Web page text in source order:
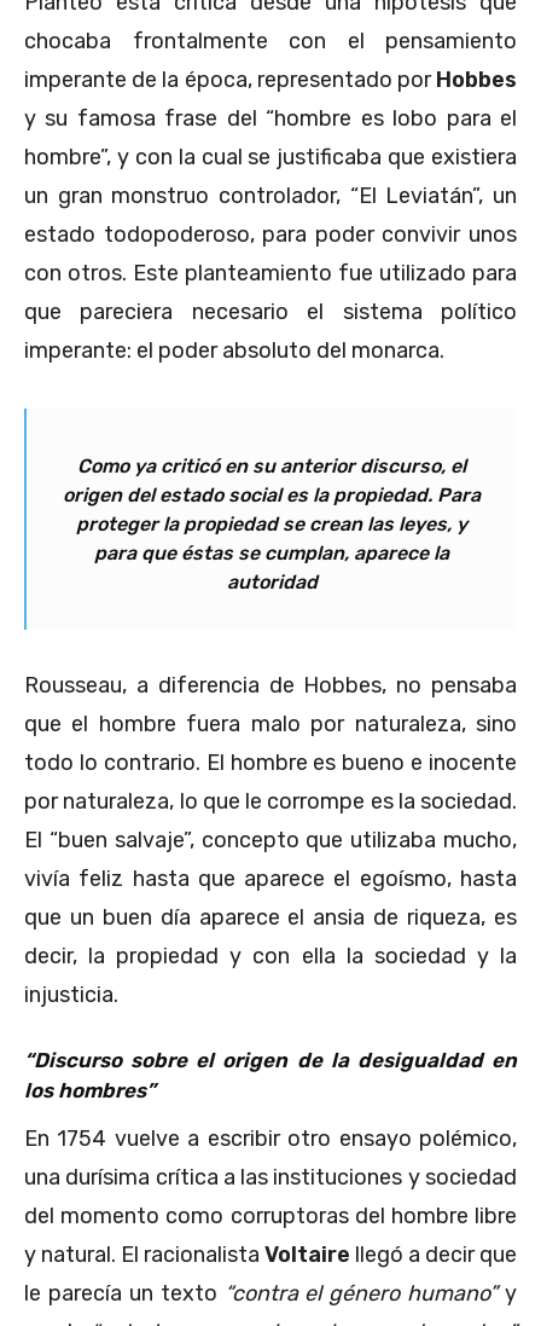
chocaba frontalmente con el pensamiento
imperante de la época, representado porHobbes
y su famosa frase del “hombre es lobo para el
hombre”, y con la cual se justificaba que existiera
un gran monstruo controlador, “El Leviatán”, un
estado todopoderoso, para poder convivir unos
con otros. Este planteamiento fue utilizado para
que pareciera necesario el sistema político
imperante: el poder absoluto del monarca.
Como ya criticó en su anterior discurso, el
origen del estado social es la propiedad. Para
proteger la propiedad se crean las leyes, y
para que éstas se cumplan, aparece la
autoridad
Rousseau, a diferencia de Hobbes, no pensaba
que el hombre fuera malo por naturaleza, sino
todo lo contrario. El hombre es bueno e inocente
por naturaleza, lo que le corrompe es la sociedad.
El “buen salvaje”, concepto que utilizaba mucho,
vivía feliz hasta que aparece el egoísmo, hasta
que un buen día aparece el ansia de riqueza, es
decir, la propiedad y con ella la sociedad y la
injusticia.
“Discurso sobre el origen de la desigualdad en
los hombres”
En 1754 vuelve a escribir otro ensayo polémico,
una durísima crítica a las instituciones y sociedad
del momento como corruptoras del hombre libre
y natural. El racionalista Voltaire llegó a decir que
le parecía un texto “contra el género humano”y